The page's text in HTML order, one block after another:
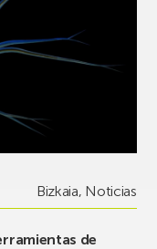
Bizkaia, Noticias
de